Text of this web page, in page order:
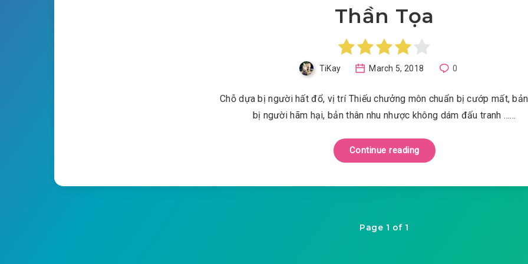
Thần Tọa
TiKay March 5, 2018 0
Chỗ dựa bị người hất đổ, vị trí Thiếu chưởng môn chuẩn bị cướp mất,
bị người hãm hại, bản thân nhu nhược không dám đấu tranh ……
Continue reading
Page 1 of 1